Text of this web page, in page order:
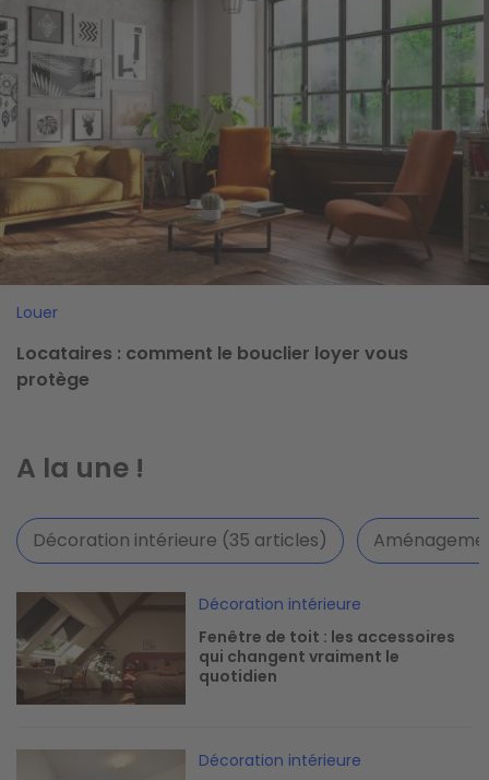
Louer
Locataires : comment le bouclier loyer vous
protège
A la une !
Décoration intérieure (35 articles)
Image
Décoration intérieure
Fenêtre de toit : les accessoires
qui changent vraiment le
quotidien
Décoration intérieure